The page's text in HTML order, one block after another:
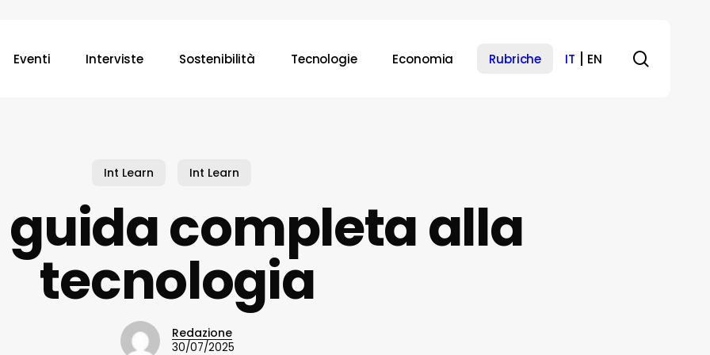
Eventi Interviste Sostenibilità Tecnologie Economia Rubriche IT EN
Int Learn Int Learn
guida completa alla
tecnologia
Redazione
30/07/2025